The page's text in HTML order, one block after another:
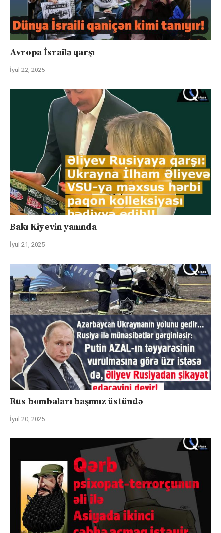
Avropa İsrailə qarşı
İyul 22, 2025
Bakı Kiyevin yanında
İyul 21, 2025
Rus bombaları başımız üstündə
İyul 20, 2025